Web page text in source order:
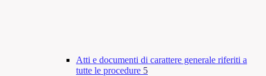
Atti e documenti di carattere generale riferiti a
tutte le procedure 5